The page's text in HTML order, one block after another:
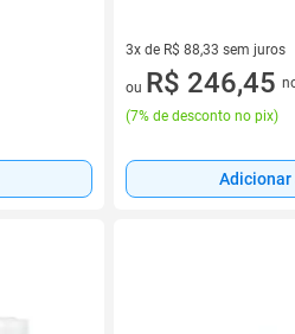
3x de R$ 88,33 sem juros
3 vez de R$ 88,33 sem juros
ou R$ 246,45
(7% de desconto no pix)
Adicionar